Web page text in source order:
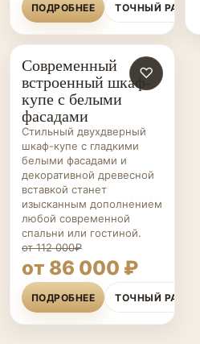
ПОДРОБНЕЕ ТОЧНЫЙ РАСЧЁТ
ШКАФЫ-
КУПЕ НА ЗАКАЗ
♡
Современный
встроенный шкаф-
купе с белыми
фасадами
Стильный двухдверный
шкаф-купе с гладкими
белыми фасадами и
декоративной древесной
вставкой станет
изысканным дополнением
любой современной
спальни или гостиной.
от 112 000₽
от 86 000 ₽
ПОДРОБНЕЕ ТОЧНЫЙ РАСЧЁТ